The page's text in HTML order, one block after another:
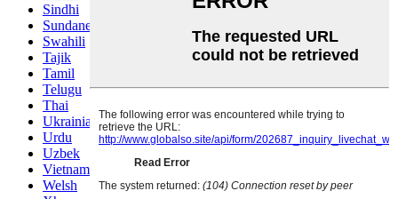
Sindhi
Sundanese
Swahili
Tajik
Tamil
Telugu
Thai
Ukrainian
Urdu
Uzbek
Vietnamese
Welsh